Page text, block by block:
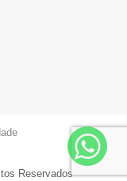
Reservados